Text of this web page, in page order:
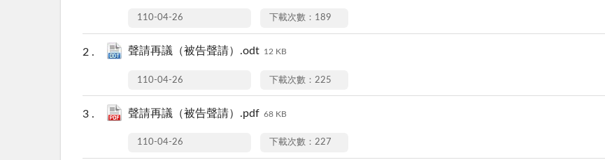
110-04-26 下載次數：189
聲請再議（被告聲請）.odt 12 KB
110-04-26 下載次數：225
聲請再議（被告聲請）.pdf 68 KB
110-04-26 下載次數：227